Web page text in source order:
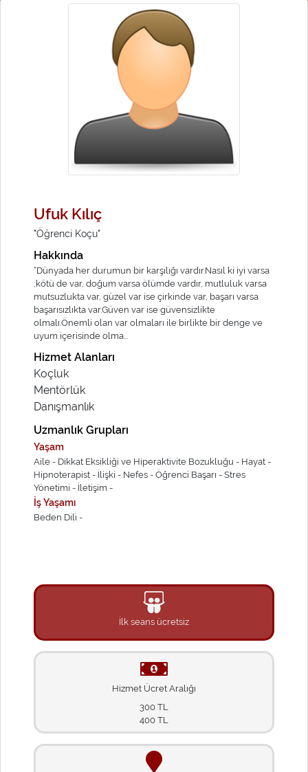
Ufuk Kılıç
"Öğrenci Koçu"
Hakkında
“Dünyada her durumun bir karşılığı vardır.Nasıl ki iyi varsa
,kötü de var, doğum varsa ölümde vardır, mutluluk varsa
mutsuzlukta var, güzel var ise çirkinde var, başarı varsa
başarısızlıkta var.Güven var ise güvensizlikte
olmalı.Önemli olan var olmaları ile birlikte bir denge ve
uyum içerisinde olma...
Hizmet Alanları
Koçluk
Mentörlük
Danışmanlık
Uzmanlık Grupları
Yaşam
Aile - Dikkat Eksikliği ve Hiperaktivite Bozukluğu - Hayat -
Hipnoterapist - İlişki - Nefes - Öğrenci Başarı - Stres
Yönetimi - İletişim -
İş Yaşamı
Beden Dili -
İlk seans ücretsiz
Hizmet Ücret Aralığı
300 TL
400 TL